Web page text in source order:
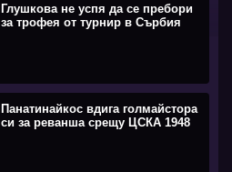
Глушкова не успя да се пребори
за трофея от турнир в Сърбия
Панатинайкос вдига голмайстора
си за реванша срещу ЦСКА 1948